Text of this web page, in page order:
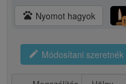
pets Nyomot hagyok 1
edit Módosítani szeretnék